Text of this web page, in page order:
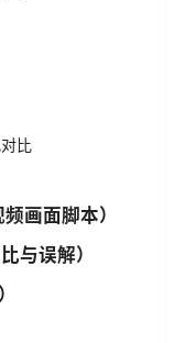
比
画面脚本）
与误解）